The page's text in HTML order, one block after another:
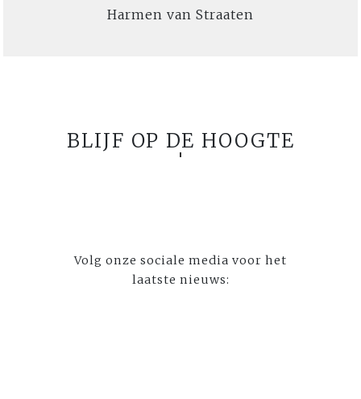
Harmen van Straaten
BLIJF OP DE HOOGTE
Volg onze sociale media voor het
laatste nieuws: